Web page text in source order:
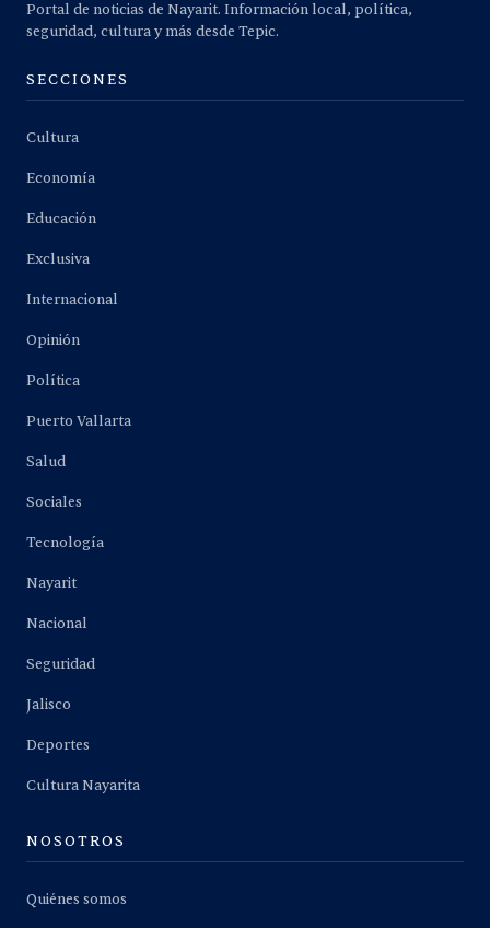
Portal de noticias de Nayarit. Información local, política,
seguridad, cultura y más desde Tepic.
SECCIONES
Cultura
Economía
Educación
Exclusiva
Internacional
Opinión
Política
Puerto Vallarta
Salud
Sociales
Tecnología
Nayarit
Nacional
Seguridad
Jalisco
Deportes
Cultura Nayarita
NOSOTROS
Quiénes somos